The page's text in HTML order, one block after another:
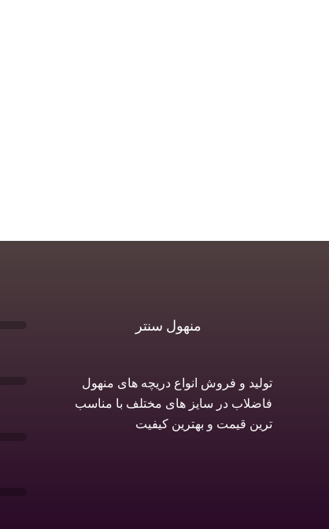
منهول سنتر
تولید و فروش انواع دریچه های منهول
فاضلاب در سایز های مختلف با مناسب
ترین قیمت و بهترین کیفیت